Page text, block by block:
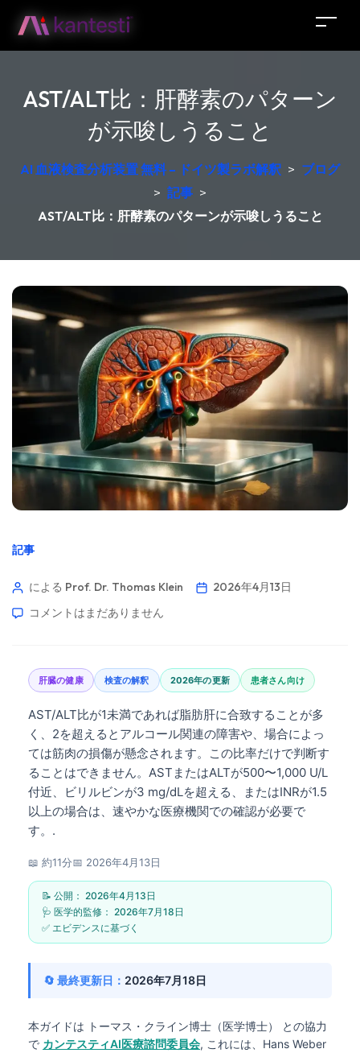
AST/ALT比：肝酵素のパターン
が示唆しうること
AI 血液検査分析装置 無料 – ドイツ製ラボ解釈 > ブログ
> 記事 >
AST/ALT比：肝酵素のパターンが示唆しうること
記事
による Prof. Dr. Thomas Klein
2026年4月13日
コメントはまだありません
肝臓の健康 検査の解釈 2026年の更新 患者さん向け
AST/ALT比が1未満であれば脂肪肝に合致することが多
く、2を超えるとアルコール関連の障害や、場合によっ
ては筋肉の損傷が懸念されます。この比率だけで判断す
ることはできません。ASTまたはALTが500〜1,000 U/L
付近、ビリルビンが3 mg/dLを超える、またはINRが1.5
以上の場合は、速やかな医療機関での確認が必要で
す。.
📖 約11分📅 2026年4月13日
📝 公開： 2026年4月13日
🩺 医学的監修： 2026年7月18日
✅ エビデンスに基づく
🔄 最終更新日： 2026年7月18日
本ガイドは トーマス・クライン博士（医学博士）
との協力
で カンテスティAI医療諮問委員会, これには、Hans Weber